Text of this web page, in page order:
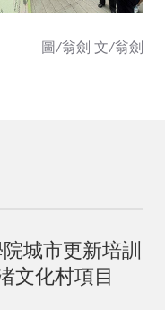
圖/翁劍 文/翁劍
城市更新培訓
文化村項目